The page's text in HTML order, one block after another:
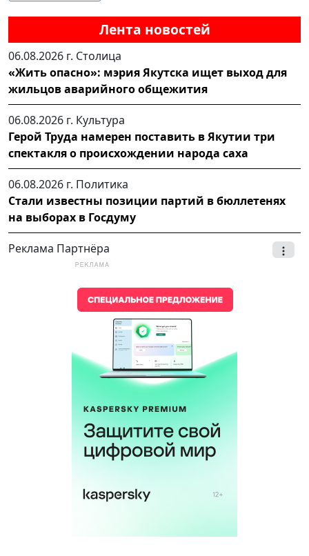
Лента новостей
06.08.2026 г. Столица
«Жить опасно»: мэрия Якутска ищет выход для
жильцов аварийного общежития
06.08.2026 г. Культура
Герой Труда намерен поставить в Якутии три
спектакля о происхождении народа саха
06.08.2026 г. Политика
Стали известны позиции партий в бюллетенях
на выборах в Госдуму
Реклама Партнёра